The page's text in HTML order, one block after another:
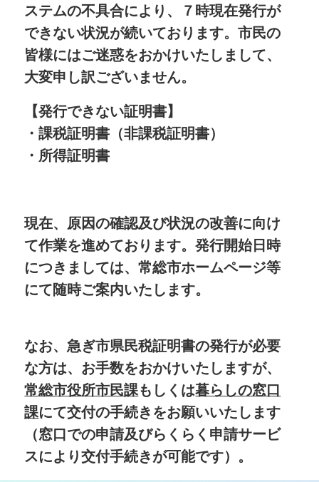
ステムの不具合により、７時現在発行が
できない状況が続いております。市民の
皆様にはご迷惑をおかけいたしまして、
大変申し訳ございません。
【発行できない証明書】
・課税証明書（非課税証明書）
・所得証明書
現在、原因の確認及び状況の改善に向け
て作業を進めております。発行開始日時
につきましては、常総市ホームページ等
にて随時ご案内いたします。
なお、急ぎ市県民税証明書の発行が必要
な方は、お手数をおかけいたしますが、
常総市役所市民課もしくは暮らしの窓口
課にて交付の手続きをお願いいたします
（窓口での申請及びらくらく申請サービ
スにより交付手続きが可能です）。